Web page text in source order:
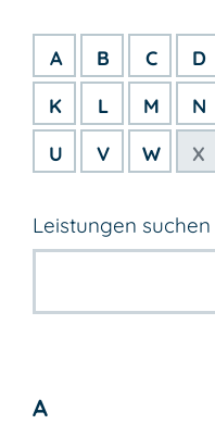
A B C D
K
L M N
U
V W X
Leistungen suchen
A